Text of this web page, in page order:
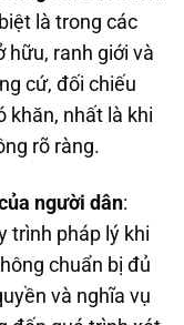
là trong các
hữu, ranh giới và
cứ, đối chiếu
khăn, nhất là khi
rõ ràng.
người dân:
trình pháp lý khi
chuẩn bị đủ
và nghĩa vụ